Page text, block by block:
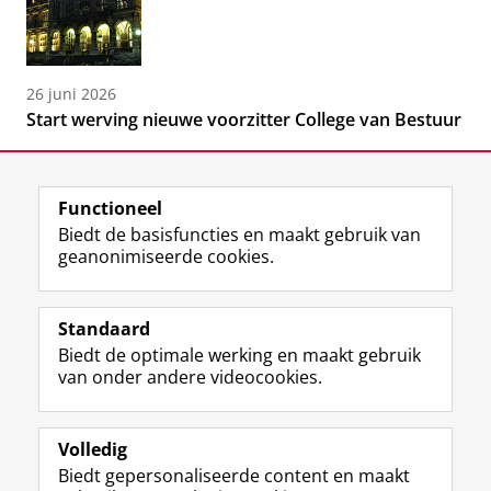
26 juni 2026
Start werving nieuwe voorzitter College van Bestuur
Volg de RUG
F
a
e
b
o
p
L
i
k
e
I
-
R
S
-
f
e
R
I
n
t
r
m
Y
o
T
e
k
Studiekiezers
Alumni
Over ons
Functioneel
Biedt de basisfuncties en maakt gebruik van
geanonimiseerde cookies.
Standaard
Biedt de optimale werking en maakt gebruik
van onder andere videocookies.
Volledig
Biedt gepersonaliseerde content en maakt